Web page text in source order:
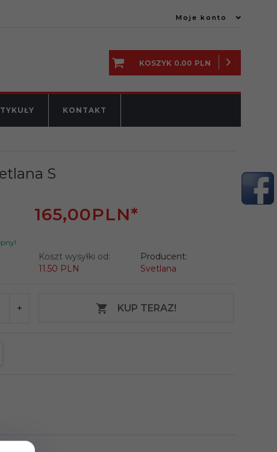
Moje konto
KOSZYK 0.00 PLN
KONTAKT
S
165,00PLN*
Koszt wysyłki od:
11.50 PLN
Producent:
Svetlana
KUP TERAZ!